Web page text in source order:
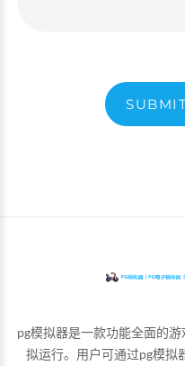
pg模拟器是一款功能全面的
拟运行。用户可通过pg模拟